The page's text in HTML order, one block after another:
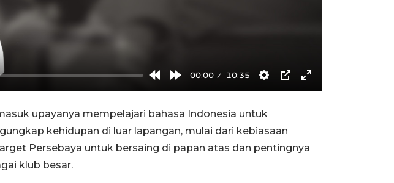
RewindForward
00:00 10:35
Settings
PIP Enter
upayanya mempelajari bahasa Indonesia untuk
kehidupan di luar lapangan, mulai dari kebiasaan
Persebaya untuk bersaing di papan atas dan pentingnya
klub besar.